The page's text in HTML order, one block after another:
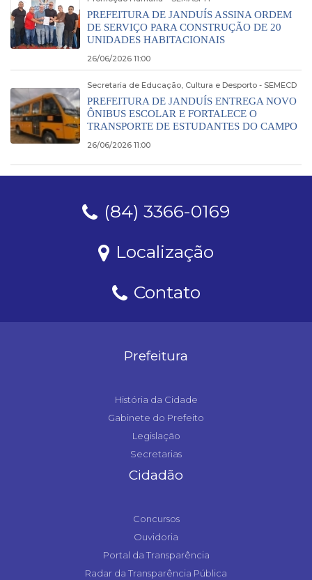
PREFEITURA DE JANDUÍS ASSINA ORDEM
DE SERVIÇO PARA CONSTRUÇÃO DE 20
UNIDADES HABITACIONAIS
26/06/2026 11:00
Secretaria de Educação, Cultura e Desporto - SEMECD
PREFEITURA DE JANDUÍS ENTREGA NOVO
ÔNIBUS ESCOLAR E FORTALECE O
TRANSPORTE DE ESTUDANTES DO CAMPO
26/06/2026 11:00
(84) 3366-0169
Localização
Contato
Prefeitura
História da Cidade
Gabinete do Prefeito
Legislação
Secretarias
Cidadão
Concursos
Ouvidoria
Portal da Transparência
Radar da Transparência Pública